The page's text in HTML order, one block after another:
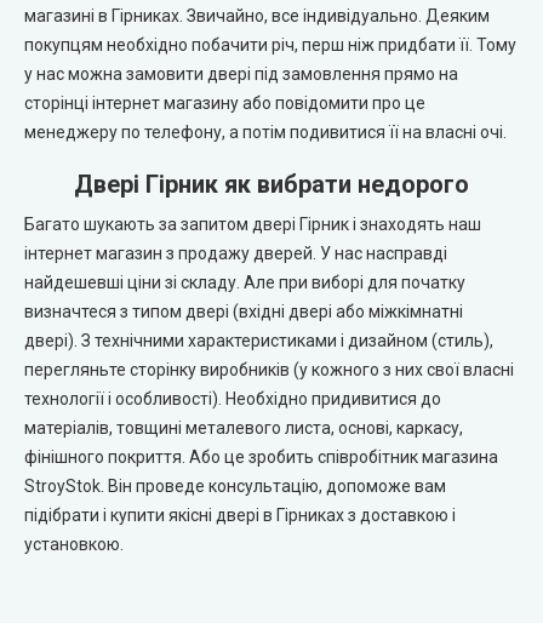
магазині в Гірниках. Звичайно, все індивідуально. Деяким
покупцям необхідно побачити річ, перш ніж придбати її. Тому
у нас можна замовити двері під замовлення прямо на
сторінці інтернет магазину або повідомити про це
менеджеру по телефону, а потім подивитися її на власні очі.
Двері Гірник як вибрати недорого
Багато шукають за запитом двері Гірник і знаходять наш
інтернет магазин з продажу дверей. У нас насправді
найдешевші ціни зі складу. Але при виборі для початку
визначтеся з типом двері (вхідні двері або міжкімнатні
двері). З технічними характеристиками і дизайном (стиль),
перегляньте сторінку виробників (у кожного з них свої власні
технології і особливості). Необхідно придивитися до
матеріалів, товщині металевого листа, основі, каркасу,
фінішного покриття. Або це зробить співробітник магазина
StroyStok. Він проведе консультацію, допоможе вам
підібрати і купити якісні двері в Гірниках з доставкою і
установкою.